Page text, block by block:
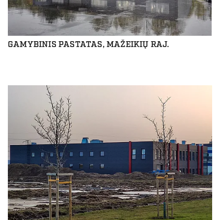
GAMYBINIS PASTATAS, MAŽEIKIŲ RAJ.